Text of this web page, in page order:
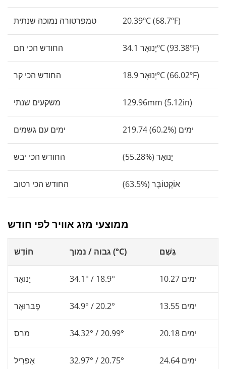
טמפרטורה נמוכה שנתית 20.39ºC (68.7ºF)
החודש הכי חם יָנוּאָר 34.1ºC (93.38ºF)
החודש הכי קר יָנוּאָר 18.9ºC (66.02ºF)
משקעים שנתי 129.96mm (5.12in)
ימים עם גשמים 219.74 ימים (60.2%)
החודש הכי יבש יָנוּאָר (55.28%)
החודש הכי רטוב אוֹקְטוֹבֶּר (63.5%)
ממוצעי מזג אוויר לפי חודש
חוֹדֶשׁ גבוה / נמוך (°C) גֶשֶׁם
יָנוּאָר 34.1° / 18.9° 10.27 ימים
פֶבּרוּאָר 34.9° / 20.2° 13.55 ימים
מַרס 34.32° / 20.99° 20.18 ימים
אַפּרִיל 32.97° / 20.75° 24.64 ימים